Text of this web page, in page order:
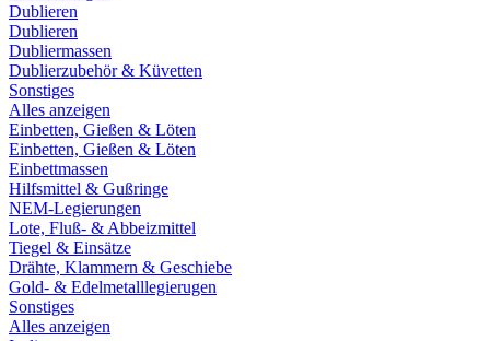
Dublieren
Dublieren
Dubliermassen
Dublierzubehör & Küvetten
Sonstiges
Alles anzeigen
Einbetten, Gießen & Löten
Einbetten, Gießen & Löten
Einbettmassen
Hilfsmittel & Gußringe
NEM-Legierungen
Lote, Fluß- & Abbeizmittel
Tiegel & Einsätze
Drähte, Klammern & Geschiebe
Gold- & Edelmetalllegierugen
Sonstiges
Alles anzeigen